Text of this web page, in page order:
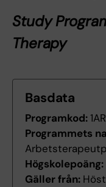
Study
Therapy
Basdata
Programkod:
Programmets
Högskolepoäng:
Gäller från: